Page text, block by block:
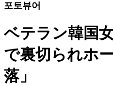
포토뷰어
ベテラン韓国
で裏切られホ
落」